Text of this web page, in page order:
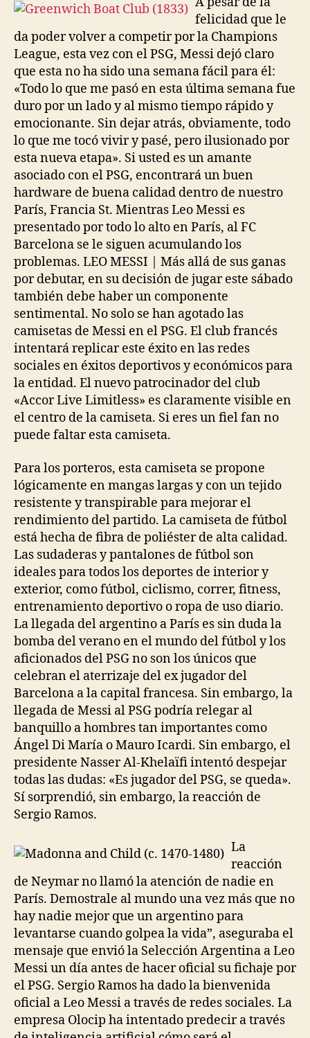
felicidad que le
da poder volver a competir por la Champions
League, esta vez con el PSG, Messi dejó claro
que esta no ha sido una semana fácil para él:
«Todo lo que me pasó en esta última semana fue
duro por un lado y al mismo tiempo rápido y
emocionante. Sin dejar atrás, obviamente, todo
lo que me tocó vivir y pasé, pero ilusionado por
esta nueva etapa». Si usted es un amante
asociado con el PSG, encontrará un buen
hardware de buena calidad dentro de nuestro
París, Francia St. Mientras Leo Messi es
presentado por todo lo alto en París, al FC
Barcelona se le siguen acumulando los
problemas. LEO MESSI | Más allá de sus ganas
por debutar, en su decisión de jugar este sábado
también debe haber un componente
sentimental. No solo se han agotado las
camisetas de Messi en el PSG. El club francés
intentará replicar este éxito en las redes
sociales en éxitos deportivos y económicos para
la entidad. El nuevo patrocinador del club
«Accor Live Limitless» es claramente visible en
el centro de la camiseta. Si eres un fiel fan no
puede faltar esta camiseta.
Para los porteros, esta camiseta se propone
lógicamente en mangas largas y con un tejido
resistente y transpirable para mejorar el
rendimiento del partido. La camiseta de fútbol
está hecha de fibra de poliéster de alta calidad.
Las sudaderas y pantalones de fútbol son
ideales para todos los deportes de interior y
exterior, como fútbol, ciclismo, correr, fitness,
entrenamiento deportivo o ropa de uso diario.
La llegada del argentino a París es sin duda la
bomba del verano en el mundo del fútbol y los
aficionados del PSG no son los únicos que
celebran el aterrizaje del ex jugador del
Barcelona a la capital francesa. Sin embargo, la
llegada de Messi al PSG podría relegar al
banquillo a hombres tan importantes como
Ángel Di María o Mauro Icardi. Sin embargo, el
presidente Nasser Al-Khelaïfi intentó despejar
todas las dudas: «Es jugador del PSG, se queda».
Sí sorprendió, sin embargo, la reacción de
Sergio Ramos.
La
reacción
de Neymar no llamó la atención de nadie en
París. Demostrale al mundo una vez más que no
hay nadie mejor que un argentino para
levantarse cuando golpea la vida”, aseguraba el
mensaje que envió la Selección Argentina a Leo
Messi un día antes de hacer oficial su fichaje por
el PSG. Sergio Ramos ha dado la bienvenida
oficial a Leo Messi a través de redes sociales. La
empresa Olocip ha intentado predecir a través